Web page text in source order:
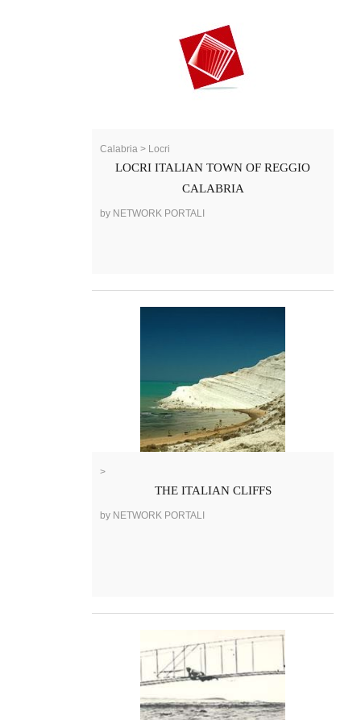
Calabria > Locri
LOCRI ITALIAN TOWN OF REGGIO
CALABRIA
by NETWORK PORTALI
>
THE ITALIAN CLIFFS
by NETWORK PORTALI